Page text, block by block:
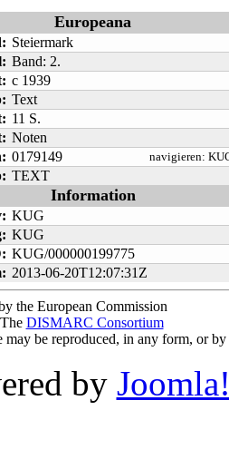
Europeana
Steiermark
Band: 2.
c 1939
Text
11 S.
Noten
0179149 navigieren:
TEXT
Information
KUG
KUG
KUG/000000199775
2013-06-20T12:07:31Z
the European Commission
DISMARC Consortium
may be reproduced, in any form, or
by